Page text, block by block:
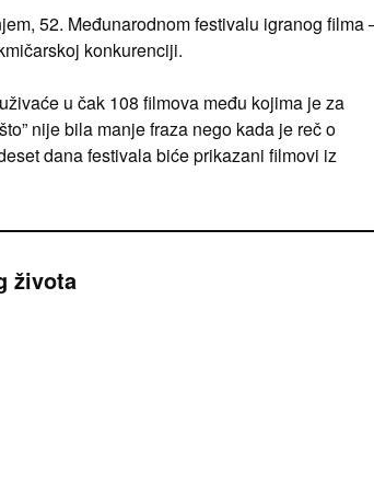
52. Međunarodnom festivalu igranog filma
konkurenciji.
u čak 108 filmova među kojima je za
nije bila manje fraza nego kada je reč o
dana festivala biće prikazani filmovi iz
života